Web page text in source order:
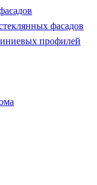
фасадов
профилей